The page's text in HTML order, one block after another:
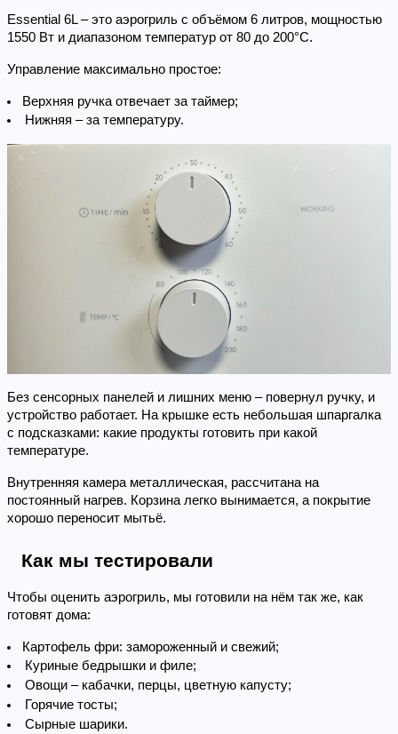
Essential 6L – это аэрогриль с объёмом 6 литров, мощностью
1550 Вт и диапазоном температур от 80 до 200°C.
Управление максимально простое:
Верхняя ручка отвечает за таймер;
Нижняя – за температуру.
Без сенсорных панелей и лишних меню – повернул ручку, и
устройство работает. На крышке есть небольшая шпаргалка
с подсказками: какие продукты готовить при какой
температуре.
Внутренняя камера металлическая, рассчитана на
постоянный нагрев. Корзина легко вынимается, а покрытие
хорошо переносит мытьё.
Как мы тестировали
Чтобы оценить аэрогриль, мы готовили на нём так же, как
готовят дома:
Картофель фри: замороженный и свежий;
Куриные бедрышки и филе;
Овощи – кабачки, перцы, цветную капусту;
Горячие тосты;
Сырные шарики.